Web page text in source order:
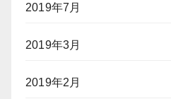
2019年7月
2019年3月
2019年2月